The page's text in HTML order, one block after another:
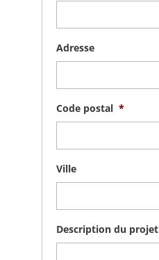
Adresse
Code postal *
Ville
Description du projet